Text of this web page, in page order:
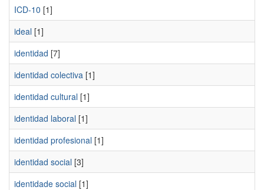
ICD-10 [1]
ideal [1]
identidad [7]
identidad colectiva [1]
identidad cultural [1]
identidad laboral [1]
identidad profesional [1]
identidad social [3]
identidade social [1]